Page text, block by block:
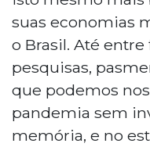
suas economias
o Brasil. Até
pesquisas,
que podemos
pandemia sem
memória, e no